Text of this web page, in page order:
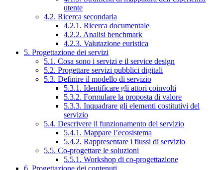
utente
4.2. Ricerca secondaria
4.2.1. Ricerca documentale
4.2.2. Analisi benchmark
4.2.3. Valutazione euristica
5. Progettazione dei servizi
5.1. Cosa sono i servizi e il service design
5.2. Progettare servizi pubblici digitali
5.3. Definire il modello di servizio
5.3.1. Identificare gli attori coinvolti
5.3.2. Formulare la proposta di valore
5.3.3. Inquadrare gli elementi costitutivi del
servizio
5.4. Descrivere il funzionamento del servizio
5.4.1. Mappare l’ecosistema
5.4.2. Rappresentare i flussi di servizio
5.5. Co-progettare le soluzioni
5.5.1. Workshop di co-progettazione
6. Progettazione dei contenuti